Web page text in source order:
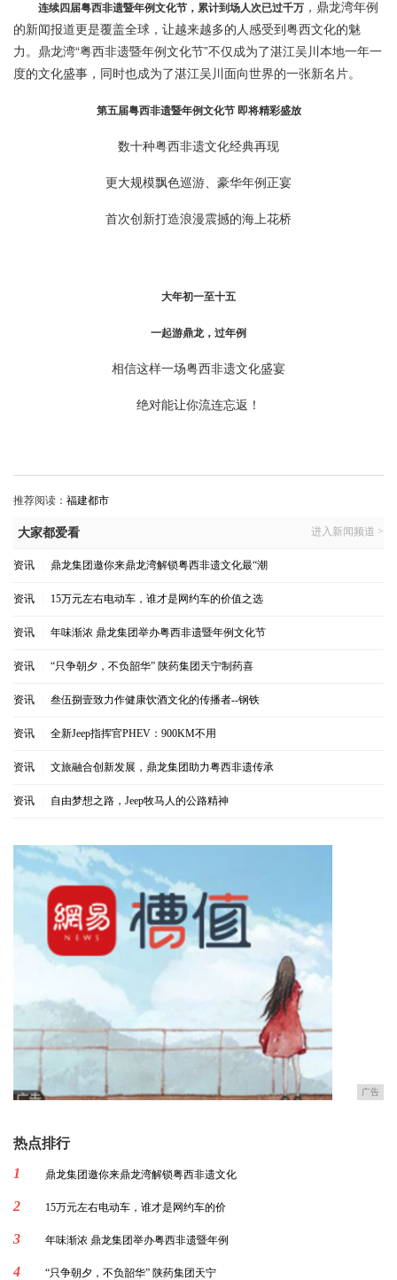
连续四届粤西非遗暨年例文化节，累计到场人次已过千万 ，鼎龙湾年例
的新闻报道更是覆盖全球，让越来越多的人感受到粤西文化的魅
力。鼎龙湾“粤西非遗暨年例文化节”不仅成为了湛江吴川本地一年一
度的文化盛事，同时也成为了湛江吴川面向世界的一张新名片。
第五届粤西非遗暨年例文化节 即将精彩盛放
数十种粤西非遗文化经典再现
更大规模飘色巡游、豪华年例正宴
首次创新打造浪漫震撼的海上花桥
大年初一至十五
一起游鼎龙，过年例
相信这样一场粤西非遗文化盛宴
绝对能让你流连忘返！
推荐阅读： 福建都市
大家都爱看 进入新闻频道 >
资讯 鼎龙集团邀你来鼎龙湾解锁粤西非遗文化最“潮
资讯 15万元左右电动车，谁才是网约车的价值之选
资讯 年味渐浓 鼎龙集团举办粤西非遗暨年例文化节
资讯 “只争朝夕，不负韶华” 陕药集团天宁制药喜
资讯 叁伍捌壹致力作健康饮酒文化的传播者--钢铁
资讯 全新Jeep指挥官PHEV：900KM不用
资讯 文旅融合创新发展，鼎龙集团助力粤西非遗传承
资讯 自由梦想之路，Jeep牧马人的公路精神
广告
热点排行
1
鼎龙集团邀你来鼎龙湾解锁粤西非遗文化
2 15万元左右电动车，谁才是网约车的价
3 年味渐浓 鼎龙集团举办粤西非遗暨年例
4 “只争朝夕，不负韶华” 陕药集团天宁